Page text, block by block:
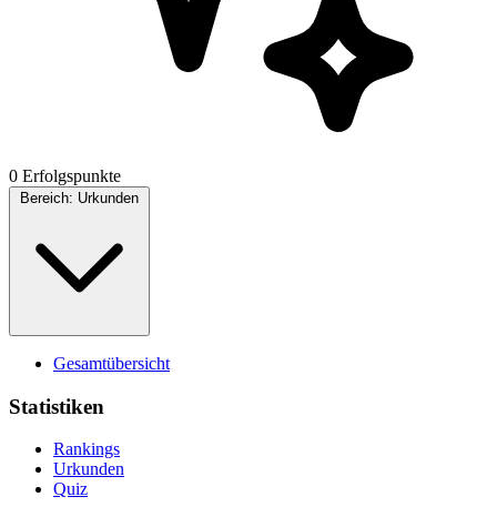
0 Erfolgspunkte
Bereich: Urkunden
Gesamtübersicht
Statistiken
Rankings
Urkunden
Quiz